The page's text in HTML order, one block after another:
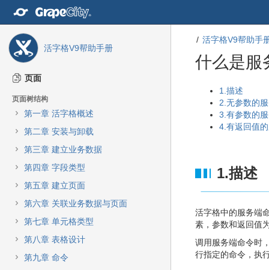
活字格V9帮助手册
页面
页面树结构
第一章 活字格概述
第二章 安装与卸载
第三章 建立业务数据
第四章 字段类型
第五章 建立页面
第六章 关联业务数据与页面
第七章 单元格类型
第八章 表格设计
第九章 命令
活字格V9帮助手
什么是服
1.描述
2.无参数的
3.有参数的
4.有返回值
1.描述
活字格中的服务端
素，参数和返回值
调用服务端命令时
行指定的命令，执